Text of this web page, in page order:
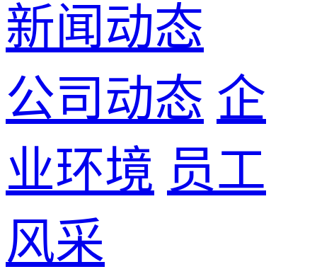
新闻动态
公司动态 企
业环境 员工
风采